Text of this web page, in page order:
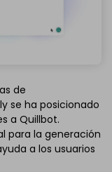
de
se ha posicionado
a Quillbot.
para la generación
a los usuarios